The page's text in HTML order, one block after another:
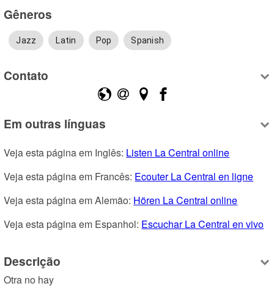
Gêneros
Jazz Latin Pop Spanish
Contato
Em outras línguas
Veja esta página em Inglês: Listen La Central online
Veja esta página em Francês: Ecouter La Central en ligne
Veja esta página em Alemão: Hören La Central online
Veja esta página em Espanhol: Escuchar La Central en vivo
Descrição
Otra no hay